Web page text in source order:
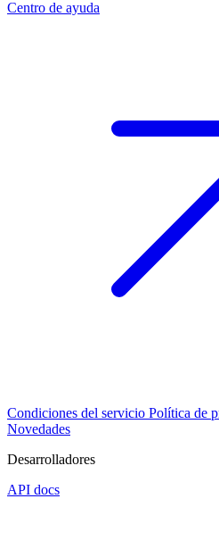
Centro de ayuda
Condiciones del servicio Política de
Novedades
Desarrolladores
API docs